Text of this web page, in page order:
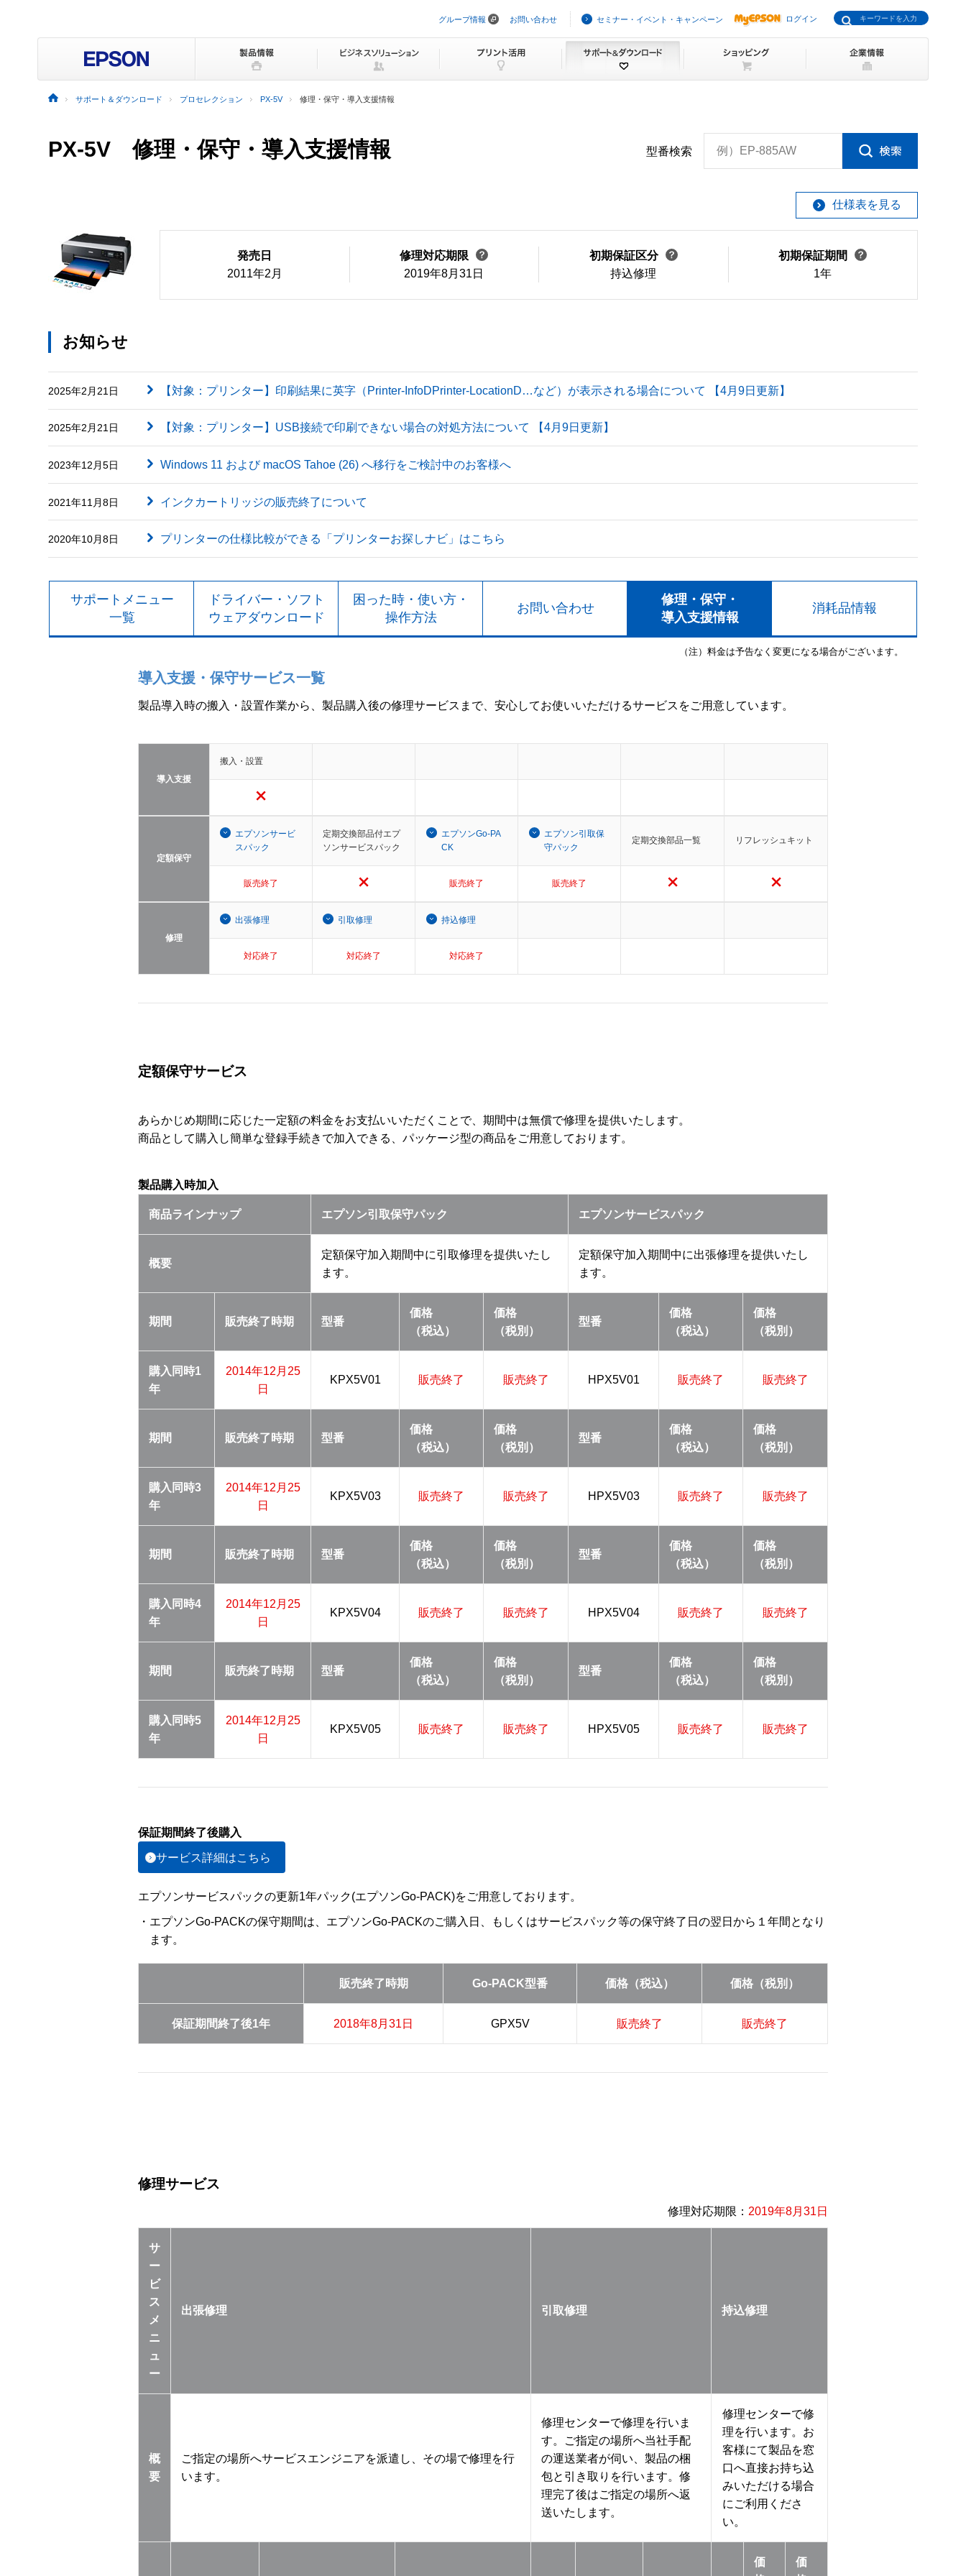
ビ
ョ
グループ情報 お問い合わせ セミナー・イベント・キャンペーン ログイン
サポート＆ダウンロード プロセレクション PX-5V 修理・保守・導入支援情報
PX-5V 修理・保守・導入支援情報 型番検索 例）EP-885AW
仕様表を見る
発売日
2011年2月
修理対応期限
2019年8月31日
初期保証区分
持込修理
初期保証期間
1年
お知らせ
2025年2月21日 【対象：プリンター】印刷結果に英字（Printer-InfoDPrinter-LocationD…など）が表示される場合について 【4月9日更新】
2025年2月21日 【対象：プリンター】USB接続で印刷できない場合の対処方法について 【4月9日更新】
2023年12月5日 Windows 11 および macOS Tahoe (26) へ移行をご検討中のお客様へ
2021年11月8日 インクカートリッジの販売終了について
2020年10月8日 プリンターの仕様比較ができる「プリンターお探しナビ」はこちら
サポートメニュー
一覧
ドライバー・ソフト
ウェアダウンロード
困った時・使い方・
操作方法
お問い合わせ
修理・保守・
導入支援情報
消耗品情報
（注）料金は予告なく変更になる場合がございます。
導入支援・保守サービス一覧
製品導入時の搬入・設置作業から、製品購入後の修理サービスまで、安心してお使いいただけるサービスをご用意しています。
導入支援
搬入・設置
定額保守
エプソンサービ
スパック
定期交換部品付エプ
ソンサービスパック
エプソンGo-PA
CK
エプソン引取保
守パック
定期交換部品一覧 リフレッシュキット
販売終了 販売終了 販売終了
修理
出張修理 引取修理 持込修理
対応終了 対応終了 対応終了
定額保守サービス
あらかじめ期間に応じた一定額の料金をお支払いいただくことで、期間中は無償で修理を提供いたします。
商品として購入し簡単な登録手続きで加入できる、パッケージ型の商品をご用意しております。
製品購入時加入
商品ラインナップ エプソン引取保守パック エプソンサービスパック
概要
定額保守加入期間中に引取修理を提供いたし
ます。
定額保守加入期間中に出張修理を提供いたし
ます。
期間 販売終了 時期 型番
価格
（税込）
価格
（税別）
型番
価格
（税込）
価格
（税別）
購入同時1
年
2014年12月25
日
KPX5V01 販売終了 販売終了 HPX5V01 販売終了 販売終了
期間 販売終了 時期 型番
価格
（税込）
価格
（税別）
型番
価格
（税込）
価格
（税別）
購入同時3
年
2014年12月25
日
KPX5V03 販売終了 販売終了 HPX5V03 販売終了 販売終了
期間 販売終了 時期 型番
価格
（税込）
価格
（税別）
型番
価格
（税込）
価格
（税別）
購入同時4
年
2014年12月25
日
KPX5V04 販売終了 販売終了 HPX5V04 販売終了 販売終了
期間 販売終了 時期 型番
価格
（税込）
価格
（税別）
型番
価格
（税込）
価格
（税別）
購入同時5
年
2014年12月25
日
KPX5V05 販売終了 販売終了 HPX5V05 販売終了 販売終了
保証期間終了後購入
サービス詳細はこちら
エプソンサービスパックの更新1年パック(エプソンGo-PACK)をご用意しております。
・エプソンGo-PACKの保守期間は、エプソンGo-PACKのご購入日、もしくはサービスパック等の保守終了日の翌日から１年間となり
ます。
販売終了時期 Go-PACK型番 価格（税込） 価格（税別）
保証期間終了後1年 2018年8月31日 GPX5V 販売終了 販売終了
修理サービス
修理対応期限： 2019年8月31日
サ
ー
ビ
ス
メ
ニ
ュ
ー
出張修理 引取修理 持込修理
概
要
ご指定の場所へサービスエンジニアを派遣し、その場で修理を行
います。
修理センターで修理を行いま
す。ご指定の場所へ当社手配
の運送業者が伺い、製品の梱
包と引き取りを行います。修
理完了後はご指定の場所へ返
送いたします。
修理センターで修
理を行います。お
客様にて製品を窓
口へ直接お持ち込
みいただける場合
にご利用くださ
い。
価
価